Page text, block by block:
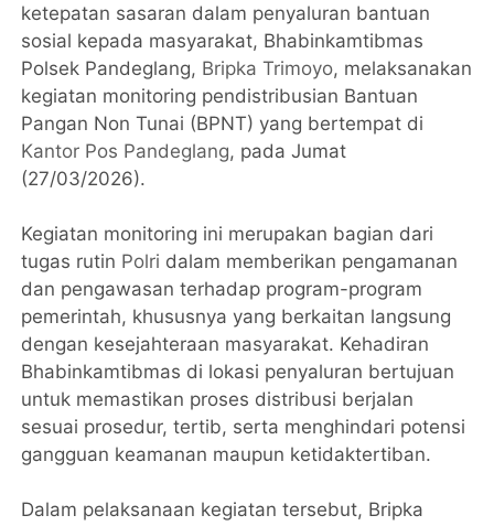
ketepatan sasaran dalam penyaluran bantuan
sosial kepada masyarakat, Bhabinkamtibmas
Polsek Pandeglang, Bripka Trimoyo, melaksanakan
kegiatan monitoring pendistribusian Bantuan
Pangan Non Tunai (BPNT) yang bertempat di
Kantor Pos Pandeglang, pada Jumat
(27/03/2026).
Kegiatan monitoring ini merupakan bagian dari
tugas rutin Polri dalam memberikan pengamanan
dan pengawasan terhadap program-program
pemerintah, khususnya yang berkaitan langsung
dengan kesejahteraan masyarakat. Kehadiran
Bhabinkamtibmas di lokasi penyaluran bertujuan
untuk memastikan proses distribusi berjalan
sesuai prosedur, tertib, serta menghindari potensi
gangguan keamanan maupun ketidaktertiban.
Dalam pelaksanaan kegiatan tersebut, Bripka